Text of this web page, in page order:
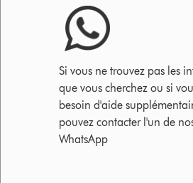
Si vous ne trouvez pas les
que vous cherchez ou si
besoin d'aide
pouvez contacter l'un de
WhatsApp